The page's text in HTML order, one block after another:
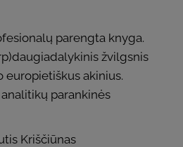
parengta knyga.
žvilgsnis
europietiškus akinius.
parankinės
Kriščiūnas